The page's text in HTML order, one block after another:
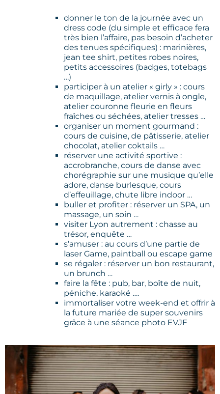
donner le ton de la journée avec un
dress code (du simple et efficace fera
très bien l’affaire, pas besoin d’acheter
des tenues spécifiques) : marinières,
jean tee shirt, petites robes noires,
petits accessoires (badges, totebags
…)
participer à un atelier « girly » : cours
de maquillage, atelier vernis à ongle,
atelier couronne fleurie en fleurs
fraîches ou séchées, atelier tresses …
organiser un moment gourmand :
cours de cuisine, de pâtisserie, atelier
chocolat, atelier coktails …
réserver une activité sportive :
accrobranche, cours de danse avec
chorégraphie sur une musique qu’elle
adore, danse burlesque, cours
d’effeuillage, chute libre indoor …
buller et profiter : réserver un SPA, un
massage, un soin …
visiter Lyon autrement : chasse au
trésor, enquête …
s’amuser : au cours d’une partie de
laser Game, paintball ou escape game
se régaler : réserver un bon restaurant,
un brunch …
faire la fête : pub, bar, boîte de nuit,
péniche, karaoké ….
immortaliser votre week-end et offrir à
la future mariée de super souvenirs
grâce à une séance photo EVJF